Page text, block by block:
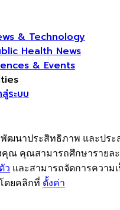
& Technology
Health News
& Events
สู่ระบบ
พัฒนาประสิทธิภาพ และปร
คุณ คุณสามารถศึกษารายละ
ว และสามารถจัดการความ
ดยคลิกที่ ตั้งค่า